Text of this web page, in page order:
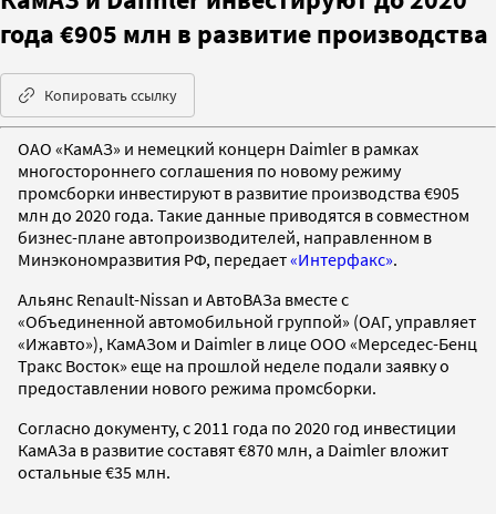
года €905 млн в развитие производства
Копировать ссылку
ОАО «КамАЗ» и немецкий концерн Daimler в рамках
многостороннего соглашения по новому режиму
промсборки инвестируют в развитие производства €905
млн до 2020 года. Такие данные приводятся в совместном
бизнес-плане автопроизводителей, направленном в
Минэкономразвития РФ, передает«Интерфакс».
Альянс Renault-Nissan и АвтоВАЗа вместе с
«Объединенной автомобильной группой» (ОАГ, управляет
«Ижавто»), КамАЗом и Daimler в лице ООО «Мерседес-Бенц
Тракс Восток» еще на прошлой неделе подали заявку о
предоставлении нового режима промсборки.
Согласно документу, с 2011 года по 2020 год инвестиции
КамАЗа в развитие составят €870 млн, а Daimler вложит
остальные €35 млн.